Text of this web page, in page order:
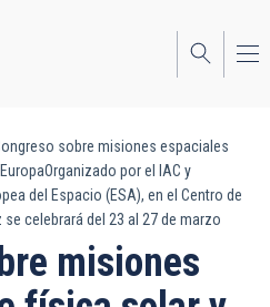
sobre misiones espaciales
por el IAC y
del Espacio (ESA), en el Centro de
celebrará del 23 al 27 de marzo
misiones